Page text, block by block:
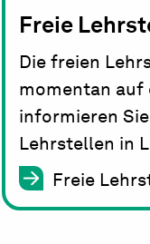
Freie
Die freien
momentan auf
informieren
Lehrstellen in
Freie